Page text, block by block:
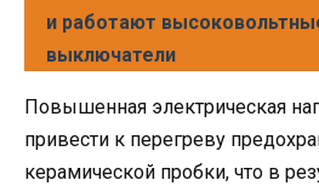
и работают
выключатели
Повышенная электрическая
привести к перегреву
керамической пробки, что в